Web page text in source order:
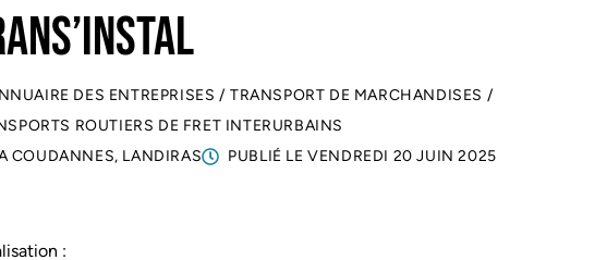
DES ENTREPRISES / TRANSPORT DE MARCHANDISES /
ROUTIERS DE FRET INTERURBAINS
COUDANNES, LANDIRAS
PUBLIÉ LEVENDREDI 20 JUIN 2025
: